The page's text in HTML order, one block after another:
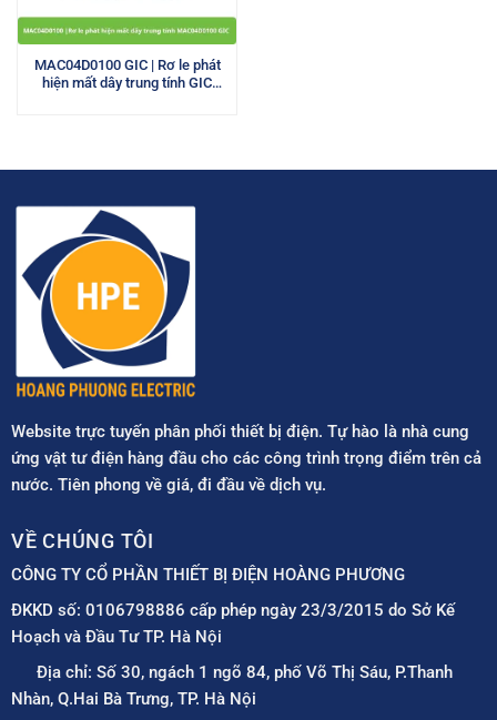
MAC04D0100 GIC | Rơ le phát
hiện mất dây trung tính GIC
Website trực tuyến phân phối thiết bị điện. Tự hào là nhà cung
ứng vật tư điện hàng đầu cho các công trình trọng điểm trên cả
nước. Tiên phong về giá, đi đầu về dịch vụ.
VỀ CHÚNG TÔI
CÔNG TY CỔ PHẦN THIẾT BỊ ĐIỆN HOÀNG PHƯƠNG
ĐKKD số: 0106798886 cấp phép ngày 23/3/2015 do Sở Kế
Hoạch và Đầu Tư TP. Hà Nội
Địa chỉ: Số 30, ngách 1 ngõ 84, phố Võ Thị Sáu, P.Thanh
Nhàn, Q.Hai Bà Trưng, TP. Hà Nội